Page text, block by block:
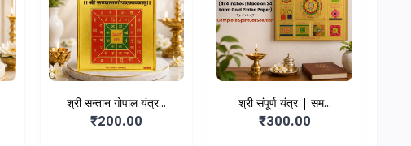
श्री सन्तान गोपाल यंत्र...
₹200.00
श्री संपूर्ण यंत्र | सम...
₹300.00